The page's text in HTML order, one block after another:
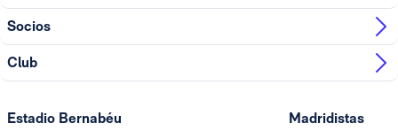
Socios
Club
Estadio Bernabéu Madridistas